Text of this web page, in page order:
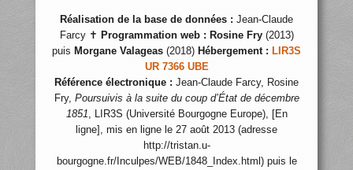
Réalisation de la base de données : Jean-Claude
Farcy ✝ Programmation web : Rosine Fry(2013)
puis Morgane Valageas (2018) Hébergement : LIR3S
UR 7366 UBE
Référence électronique : Jean-Claude Farcy, Rosine
Fry, Poursuivis à la suite du coup d’État de décembre
1851, LIR3S (Université Bourgogne Europe), [En
ligne], mis en ligne le 27 août 2013 (adresse
http://tristan.u-
bourgogne.fr/Inculpes/WEB/1848_Index.html) puis le